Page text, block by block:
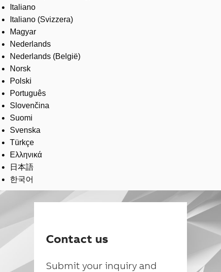
Italiano
Italiano (Svizzera)
Magyar
Nederlands
Nederlands (België)
Norsk
Polski
Português
Slovenčina
Suomi
Svenska
Türkçe
Ελληνικά
日本語
한국어
Contact us
Submit your inquiry and